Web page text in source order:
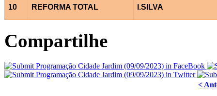
10 REFORMA TOTAL I.SILVA
Compartilhe
<